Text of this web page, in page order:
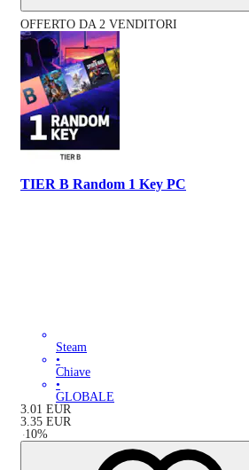
OFFERTO DA 2 VENDITORI
TIER B Random 1 Key PC
Steam
•
Chiave
•
GLOBALE
3.01 EUR
3.35 EUR
-10%